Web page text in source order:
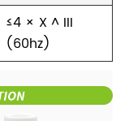
≤4 × X ^ III
(60hz)